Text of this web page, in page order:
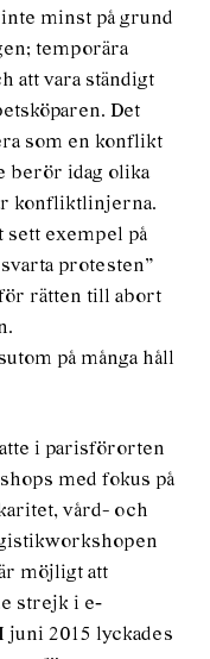
minst på grund
temporära
att vara ständigt
Det
som en konflikt
berör idag olika
konfliktlinjerna.
exempel på
protesten”
rätten till abort
på många håll
i parisförorten
med fokus på
vård- och
möjligt att
strejk i e‐
juni 2015 lyckades